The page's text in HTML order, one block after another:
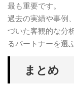
最も重要です。
過去の実績や事例
づいた客観的な分
るパートナーを選
まとめ